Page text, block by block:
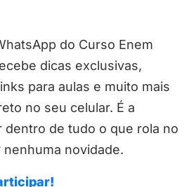
do Curso Enem
dicas exclusivas,
para aulas e muito mais
no seu celular. É a
dentro de tudo o que rola no
novidade.